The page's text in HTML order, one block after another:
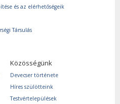
és az elérhetőségeik
Társulás
Közösségünk
Devecser története
Híres szülötteink
Testvértelepülések